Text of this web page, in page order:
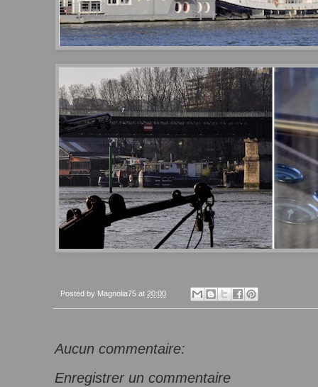
Posted by Magnolia75 at 20:00
Aucun commentaire:
Enregistrer un commentaire